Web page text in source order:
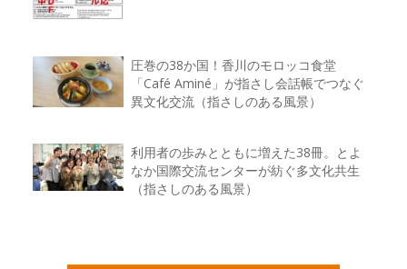
圧巻の38か国！香川のモロッコ食堂
「Café Aminé」が指さし会話帳でつなぐ
異文化交流（指さしのある風景）
利用者の歩みとともに増えた38冊。とよ
なか国際交流センターが紡ぐ多文化共生
（指さしのある風景）